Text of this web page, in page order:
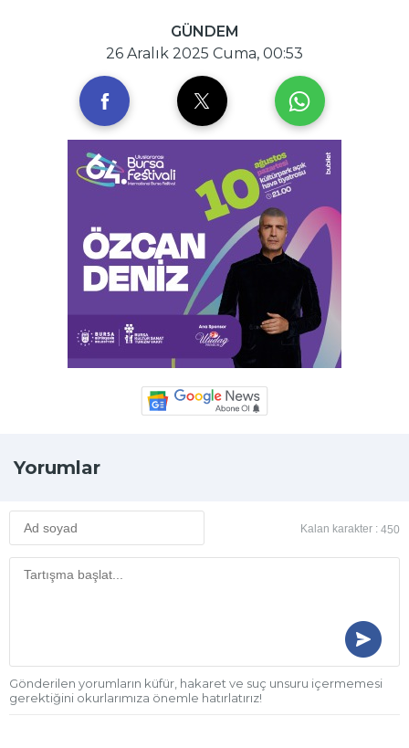
GÜNDEM
26 Aralık 2025 Cuma, 00:53
Yorumlar
Kalan karakter : 450
Gönderilen yorumların küfür, hakaret ve suç unsuru içermemesi
gerektiğini okurlarımıza önemle hatırlatırız!